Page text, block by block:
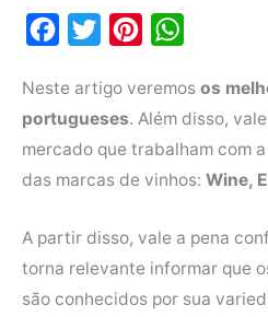
c
e
b
o
k
i
t
t
n
t
e
t
a
t
s
p
Neste artigo veremos os
portugueses. Além disso,
mercado que trabalham com
das marcas de vinhos: Wine,
A partir disso, vale a pena
torna relevante informar que
são conhecidos por sua